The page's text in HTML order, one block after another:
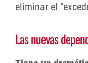
eliminar el
Las nuevas